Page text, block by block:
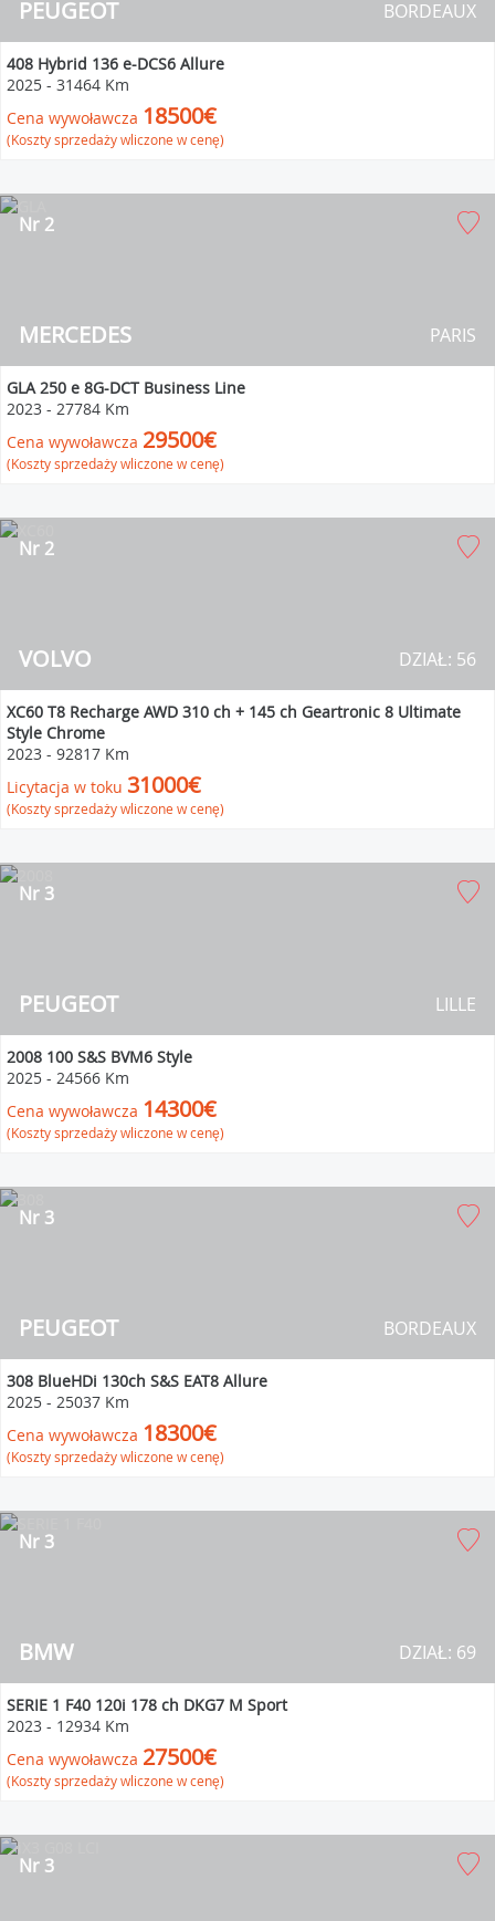
PEUGEOT BORDEAUX
408 Hybrid 136 e-DCS6 Allure
2025 - 31464 Km
Cena wywoławcza 18500€
(Koszty sprzedaży wliczone w cenę)
MERCEDES
Nr 2
PARIS
GLA 250 e 8G-DCT Business Line
2023 - 27784 Km
Cena wywoławcza 29500€
(Koszty sprzedaży wliczone w cenę)
VOLVO
Nr 2
DZIAŁ: 56
XC60 T8 Recharge AWD 310 ch + 145 ch Geartronic 8 Ultimate
Style Chrome
2023 - 92817 Km
Licytacja w toku 31000€
(Koszty sprzedaży wliczone w cenę)
PEUGEOT
Nr 3
LILLE
2008 100 S&S BVM6 Style
2025 - 24566 Km
Cena wywoławcza 14300€
(Koszty sprzedaży wliczone w cenę)
PEUGEOT
Nr 3
BORDEAUX
308 BlueHDi 130ch S&S EAT8 Allure
2025 - 25037 Km
Cena wywoławcza 18300€
(Koszty sprzedaży wliczone w cenę)
BMW
Nr 3
DZIAŁ: 69
SERIE 1 F40 120i 178 ch DKG7 M Sport
2023 - 12934 Km
Cena wywoławcza 27500€
(Koszty sprzedaży wliczone w cenę)
Nr 3